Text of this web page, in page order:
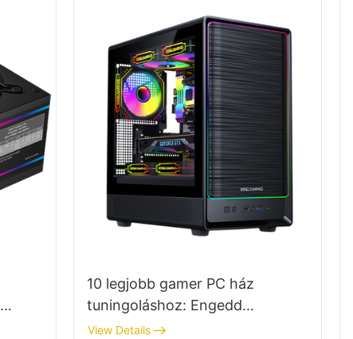
10 legjobb gamer PC ház
tuningoláshoz: Engedd
szabadjára a számítógéped
View Details